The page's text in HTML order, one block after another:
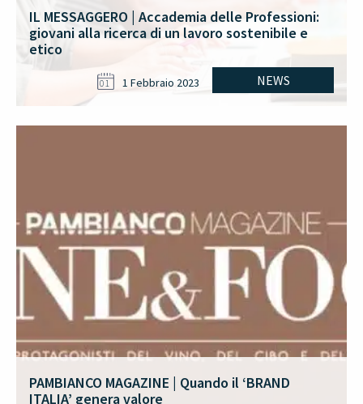
IL MESSAGGERO | Accademia delle Professioni:
giovani alla ricerca di un lavoro sostenibile e
etico
NEWS
01 1 Febbraio 2023
PAMBIANCO MAGAZINE | Quando il ‘BRAND
ITALIA’ genera valore